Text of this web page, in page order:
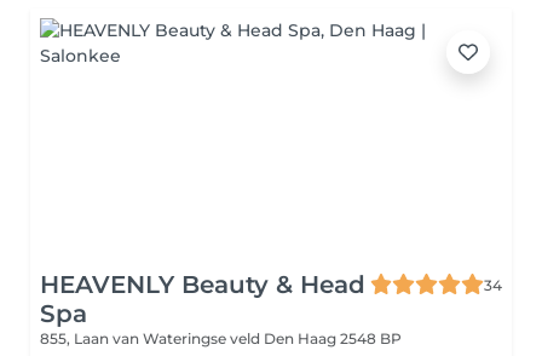
HEAVENLY Beauty & Head
Spa
34
855, Laan van Wateringse veld Den Haag 2548 BP